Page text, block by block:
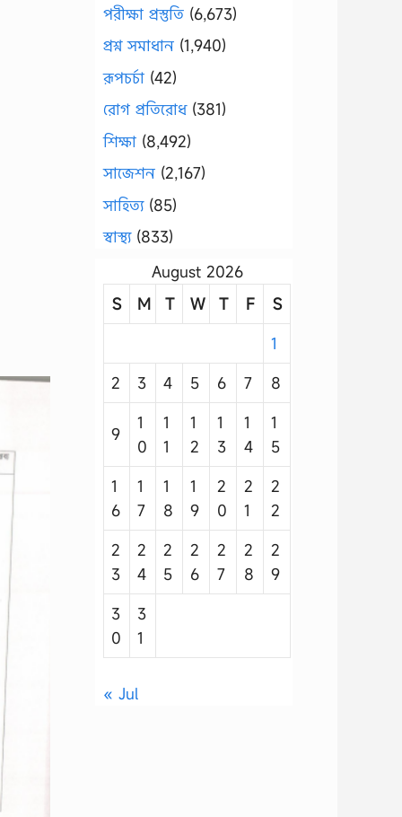
পরীক্ষা প্রস্তুতি (6,673)
প্রশ্ন সমাধান (1,940)
রূপচর্চা (42)
রোগ প্রতিরোধ(381)
শিক্ষা (8,492)
সাজেশন (2,167)
সাহিত্য(85)
স্বাস্থ্য(833)
August 2026
S
M T W T F
S
1
2
3 4 5 6 7 8
9
1
0
1
1
1
2
1
3
1
4
1
5
1
6
1
7
1
8
1
9
2
0
2
1
2
2
2
3
2
4
2
5
2
6
2
7
2
8
2
9
3
0
3
1
« Jul